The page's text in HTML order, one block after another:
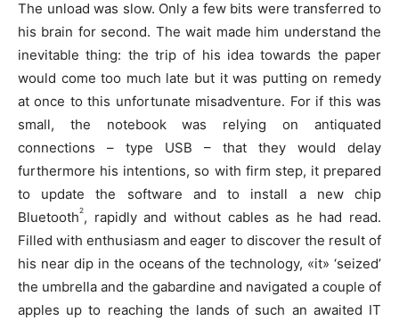
The unload was slow. Only a few bits were transferred to
his brain for second. The wait made him understand the
inevitable thing: the trip of his idea towards the paper
would come too much late but it was putting on remedy
at once to this unfortunate misadventure. For if this was
small, the notebook was relying on antiquated
connections – type USB – that they would delay
furthermore his intentions, so with firm step, it prepared
to update the software and to install a new chip
Bluetooth2, rapidly and without cables as he had read.
Filled with enthusiasm and eager to discover the result of
his near dip in the oceans of the technology, «it» ‘seized’
the umbrella and the gabardine and navigated a couple of
apples up to reaching the lands of such an awaited IT